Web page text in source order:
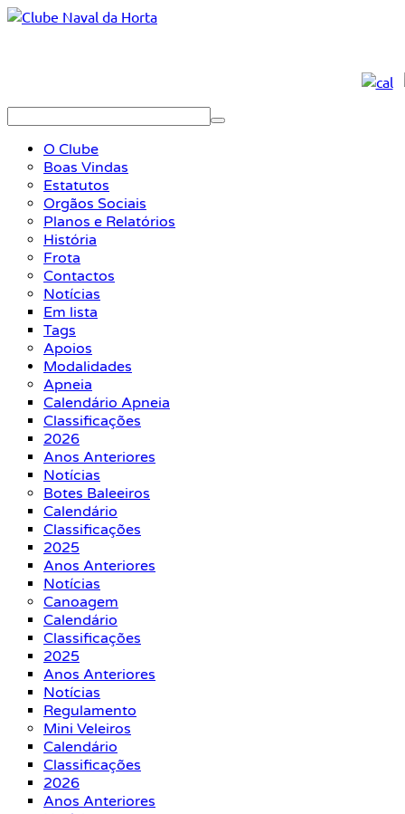
O Clube
Boas Vindas
Estatutos
Orgãos Sociais
Planos e Relatórios
História
Frota
Contactos
Notícias
Em lista
Tags
Apoios
Modalidades
Apneia
Calendário Apneia
Classificações
2026
Anos Anteriores
Notícias
Botes Baleeiros
Calendário
Classificações
2025
Anos Anteriores
Notícias
Canoagem
Calendário
Classificações
2025
Anos Anteriores
Notícias
Regulamento
Mini Veleiros
Calendário
Classificações
2026
Anos Anteriores